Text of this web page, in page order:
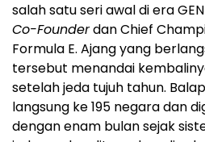
salah satu seri awal di era
Co-Founderdan Chief
Formula E. Ajang yang
tersebut menandai
setelah jeda tujuh tahun.
langsung ke 195 negara dan
dengan enam bulan sejak